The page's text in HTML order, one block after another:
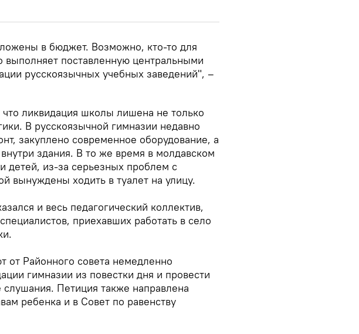
в бюджет. Возможно, кто-то для
выполняет поставленную центральными
русскоязычных учебных заведений", –
что ликвидация школы лишена не только
В русскоязычной гимназии недавно
закуплено современное оборудование, а
здания. В то же время в молдавском
детей, из-за серьезных проблем с
вынуждены ходить в туалет на улицу.
и весь педагогический коллектив,
приехавших работать в село
от Районного совета немедленно
гимназии из повестки дня и провести
Петиция также направлена
ребенка и в Совет по равенству